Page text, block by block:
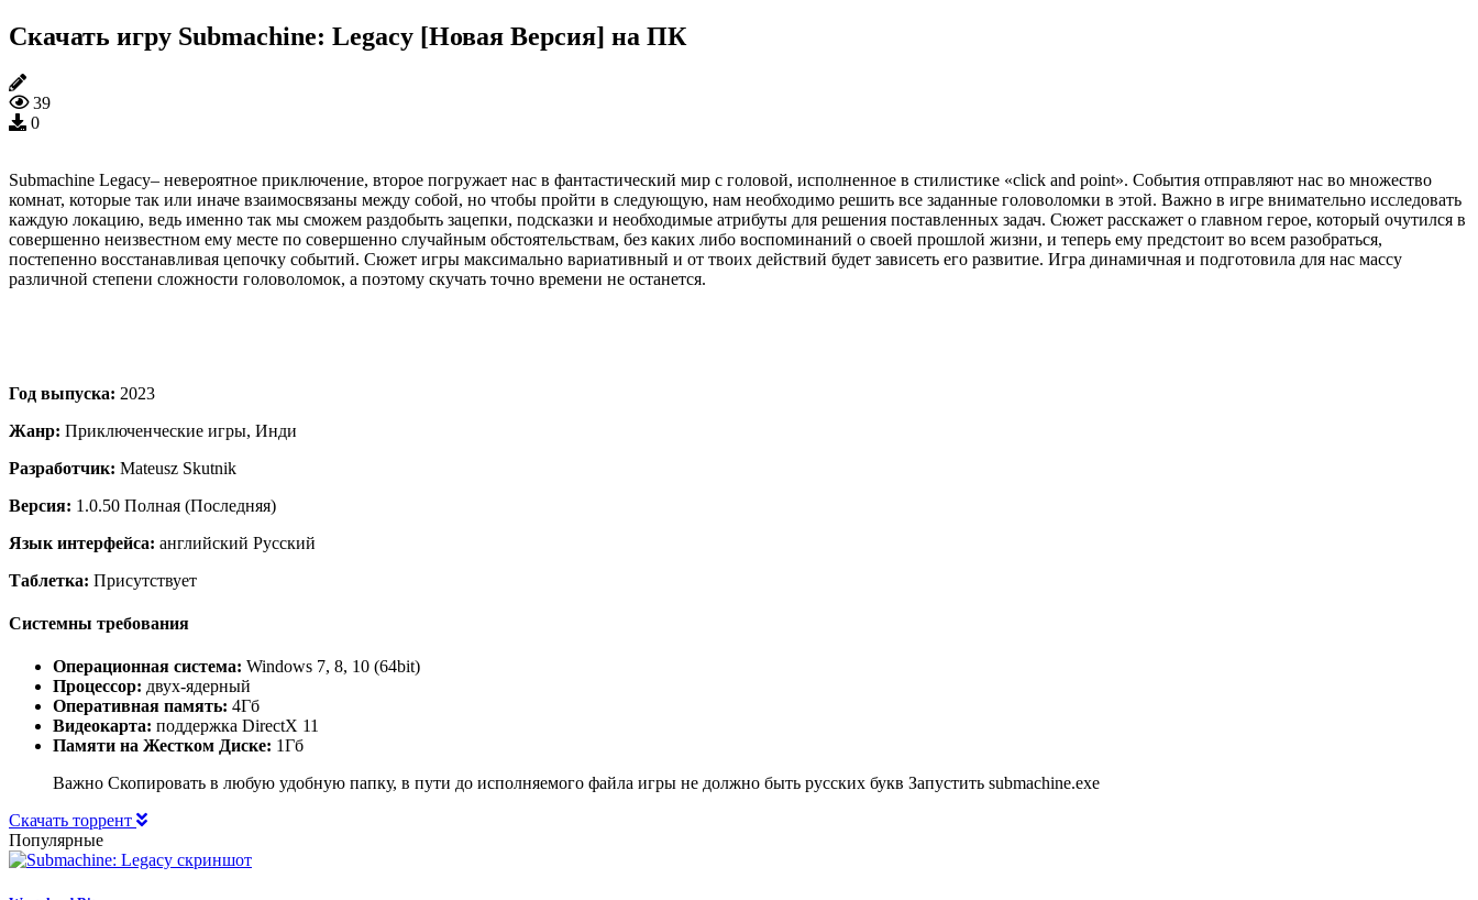
Скачать игру Submachine: Legacy [Новая Версия] на ПК
39
0
Submachine Legacy– невероятное приключение, второе погружает нас в фантастический мир с головой, исполненное в стилистике «click and point». События отправляют нас во множество
комнат, которые так или иначе взаимосвязаны между собой, но чтобы пройти в следующую, нам необходимо решить все заданные головоломки в этой. Важно в игре внимательно исследовать
каждую локацию, ведь именно так мы сможем раздобыть зацепки, подсказки и необходимые атрибуты для решения поставленных задач. Сюжет расскажет о главном герое, который очутился в
совершенно неизвестном ему месте по совершенно случайным обстоятельствам, без каких либо воспоминаний о своей прошлой жизни, и теперь ему предстоит во всем разобраться,
постепенно восстанавливая цепочку событий. Сюжет игры максимально вариативный и от твоих действий будет зависеть его развитие. Игра динамичная и подготовила для нас массу
различной степени сложности головоломок, а поэтому скучать точно времени не останется.
Год выпуска: 2023
Жанр: Приключенческие игры, Инди
Разработчик: Mateusz Skutnik
Версия: 1.0.50 Полная (Последняя)
Язык интерфейса: английский Русский
Таблетка: Присутствует
Системны требования
Операционная система: Windows 7, 8, 10 (64bit)
Процессор: двух-ядерный
Оперативная память: 4Гб
Видеокарта: поддержка DirectX 11
Памяти на Жестком Диске: 1Гб
Важно Скопировать в любую удобную папку, в пути до исполняемого файла игры не должно быть русских букв Запустить submachine.exe
Скачать торрент
Популярные